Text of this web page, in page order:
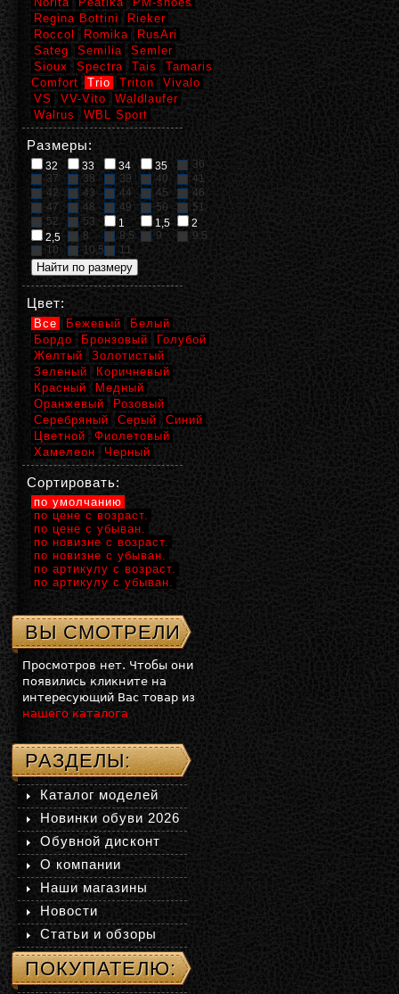
Regina Bottini
Rieker
Roccol
Romika
RusAri
Sateg
Semilia
Semler
Sioux
Spectra Tais
Tamaris
Comfort
Trio Triton
Vivalo
VS
VV-Vito
Waldlaufer
Walrus
WBL Sport
Размеры:
32 33 34 35
36
37
38 39 40
41
42
43 44 45
46
47
48 49 50
51
52
53 1 1,5
2
2,5
8 8,5 9
9,5
10
10,5 11
Цвет:
Все Бежевый
Белый
Бордо
Бронзовый
Голубой
Желтый
Золотистый
Зеленый
Коричневый
Красный
Медный
Оранжевый
Розовый
Серебряный
Серый
Синий
Цветной
Фиолетовый
Хамелеон
Черный
Сортировать:
по умолчанию
по цене с возраст.
по цене с убыван.
по новизне с возраст.
по новизне с убыван.
по артикулу с возраст.
по артикулу с убыван.
ВЫ СМОТРЕЛИ
Просмотров нет. Чтобы они
появились кликните на
интересующий Вас товар из
нашего каталога
РАЗДЕЛЫ:
Каталог моделей
Новинки обуви 2026
Обувной дисконт
О компании
Наши магазины
Новости
Статьи и обзоры
ПОКУПАТЕЛЮ: